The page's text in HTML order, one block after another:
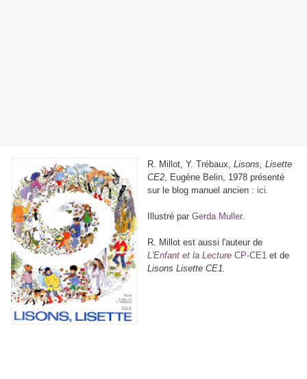
R. Millot, Y. Trébaux, Lisons, Lisette
CE2, Eugène Belin, 1978 présenté
sur le blog manuel ancien : ici.
Illustré par Gerda Muller.
R. Millot est aussi l'auteur de
L'Enfant et la Lecture CP-CE1 et de
Lisons Lisette CE1.